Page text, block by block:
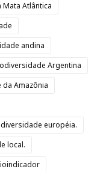
Atlântica
andina
Argentina
Amazônia
européia.
local.